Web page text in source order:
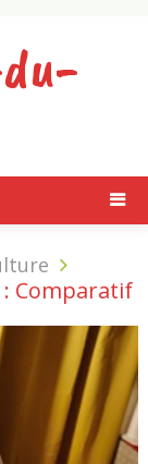
Comparatif